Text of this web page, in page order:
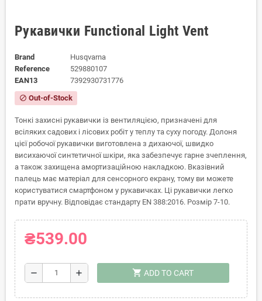
Рукавички Functional Light Vent
Brand
Husqvarna
Reference
529880107
EAN13
7392930731776
block Out-of-Stock
Тонкі захисні рукавички із вентиляцією, призначені для
всіляких садових і лісових робіт у теплу та суху погоду. Долоня
цієї робочої рукавички виготовлена з дихаючої, швидко
висихаючої синтетичної шкіри, яка забезпечує гарне зчеплення,
а також захищена амортизаційною накладкою. Вказівний
палець має матеріал для сенсорного екрану, тому ви можете
користуватися смартфоном у рукавичках. Ці рукавички легко
прати вручну. Відповідає стандарту EN 388:2016. Розмір 7-10.
₴539.00
remove add shopping_cart ADD TO CART